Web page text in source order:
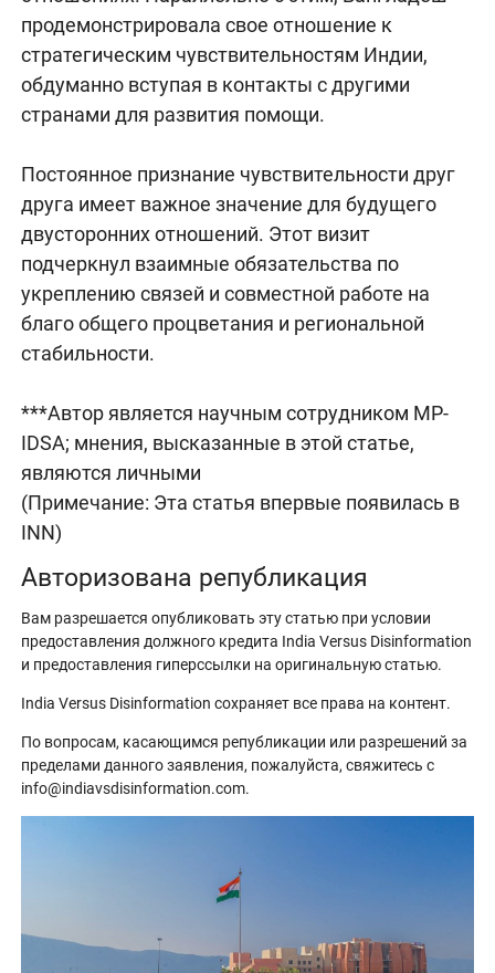
продемонстрировала свое отношение к
стратегическим чувствительностям Индии,
обдуманно вступая в контакты с другими
странами для развития помощи.
Постоянное признание чувствительности друг
друга имеет важное значение для будущего
двусторонних отношений. Этот визит
подчеркнул взаимные обязательства по
укреплению связей и совместной работе на
благо общего процветания и региональной
стабильности.
***Автор является научным сотрудником MP-
IDSA; мнения, высказанные в этой статье,
являются личными
(Примечание: Эта статья впервые появилась в
INN)
Авторизована републикация
Вам разрешается опубликовать эту статью при условии
предоставления должного кредита India Versus Disinformation
и предоставления гиперссылки на оригинальную статью.
India Versus Disinformation сохраняет все права на контент.
По вопросам, касающимся републикации или разрешений за
пределами данного заявления, пожалуйста, свяжитесь с
info@indiavsdisinformation.com.